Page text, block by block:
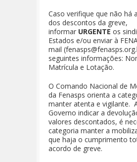
Caso verifique que não há
dos descontos da greve,
informar URGENTE os
Estados e/ou enviar à
mail
seguintes informações:
Matrícula e Lotação.
O Comando Nacional de
da Fenasps orienta a
manter atenta e vigilante.
Governo indicar a
valores descontados, é
categoria manter a
que haja o cumprimento
acordo de greve.